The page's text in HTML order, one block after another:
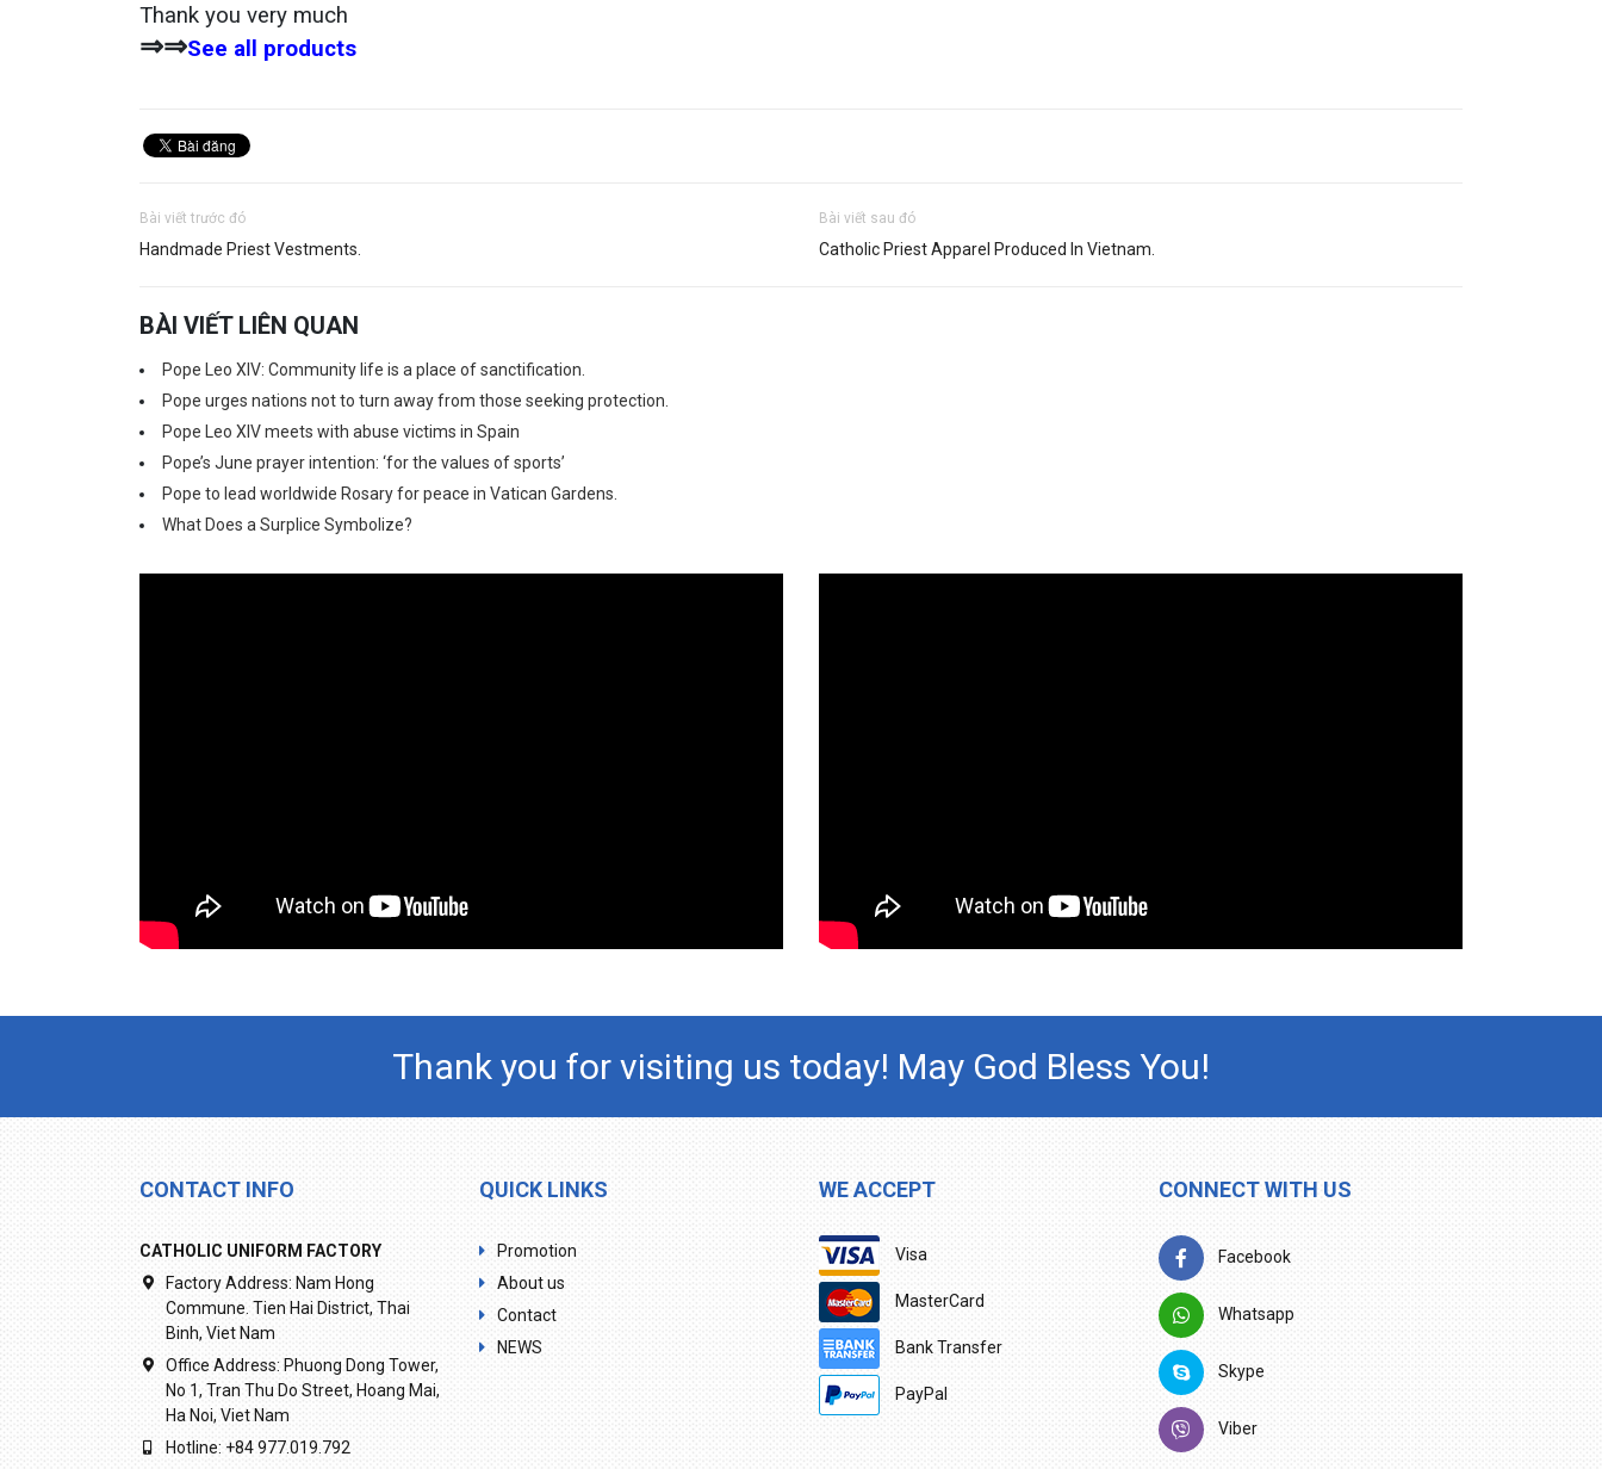
Thank you very much
⇒⇒See all products
Bài viết trước đó
Handmade Priest Vestments.
Bài viết sau đó
Catholic Priest Apparel Produced In Vietnam.
BÀI VIẾT LIÊN QUAN
Pope Leo XIV: Community life is a place of sanctification.
Pope urges nations not to turn away from those seeking protection.
Pope Leo XIV meets with abuse victims in Spain
Pope’s June prayer intention: ‘for the values of sports’
Pope to lead worldwide Rosary for peace in Vatican Gardens.
What Does a Surplice Symbolize?
Thank you for visiting us today! May God Bless You!
CONTACT INFO
CATHOLIC UNIFORM FACTORY
Factory Address: Nam Hong
Commune. Tien Hai District, Thai
Binh, Viet Nam
Office Address: Phuong Dong Tower,
No 1, Tran Thu Do Street, Hoang Mai,
Ha Noi, Viet Nam
Hotline: +84 977.019.792
QUICK LINKS
Promotion
About us
Contact
NEWS
WE ACCEPT
Visa
MasterCard
Bank Transfer
PayPal
CONNECT WITH US
Facebook
Whatsapp
Skype
Viber